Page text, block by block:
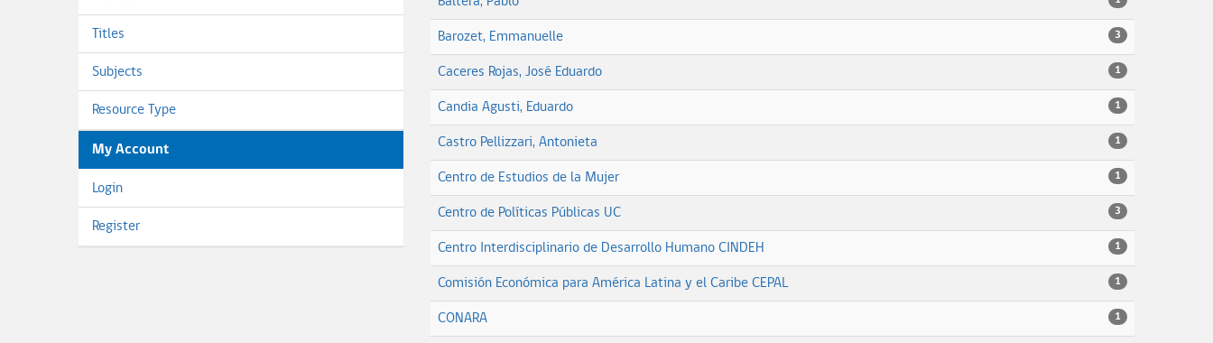
Titles
Subjects
Resource Type
My Account
Login
Register
Barozet, Emmanuelle 3
Caceres Rojas, José Eduardo 1
Candia Agusti, Eduardo 1
Castro Pellizzari, Antonieta 1
Centro de Estudios de la Mujer 1
Centro de Políticas Públicas UC 3
Centro Interdisciplinario de Desarrollo Humano CINDEH 1
Comisión Económica para América Latina y el Caribe CEPAL 1
CONARA 1